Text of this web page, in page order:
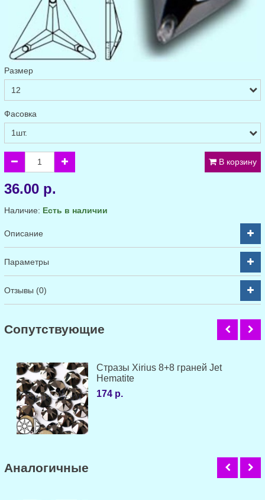
Размер
Фасовка
В корзину
36.00 р.
Наличие: Есть в наличии
Описание
Параметры
Отзывы (0)
Cопутствующие
Стразы Xirius 8+8 граней Jet
Hematite
174 р.
Аналогичные